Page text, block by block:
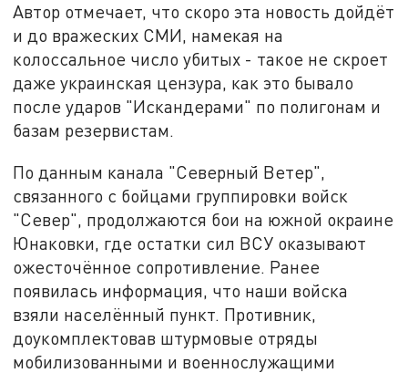
Автор отмечает, что скоро эта новость дойдёт
и до вражеских СМИ, намекая на
колоссальное число убитых - такое не скроет
даже украинская цензура, как это бывало
после ударов "Искандерами" по полигонам и
базам резервистам.
По данным канала "Северный Ветер",
связанного с бойцами группировки войск
"Север", продолжаются бои на южной окраине
Юнаковки, где остатки сил ВСУ оказывают
ожесточённое сопротивление. Ранее
появилась информация, что наши войска
взяли населённый пункт. Противник,
доукомплектовав штурмовые отряды
мобилизованными и военнослужащими